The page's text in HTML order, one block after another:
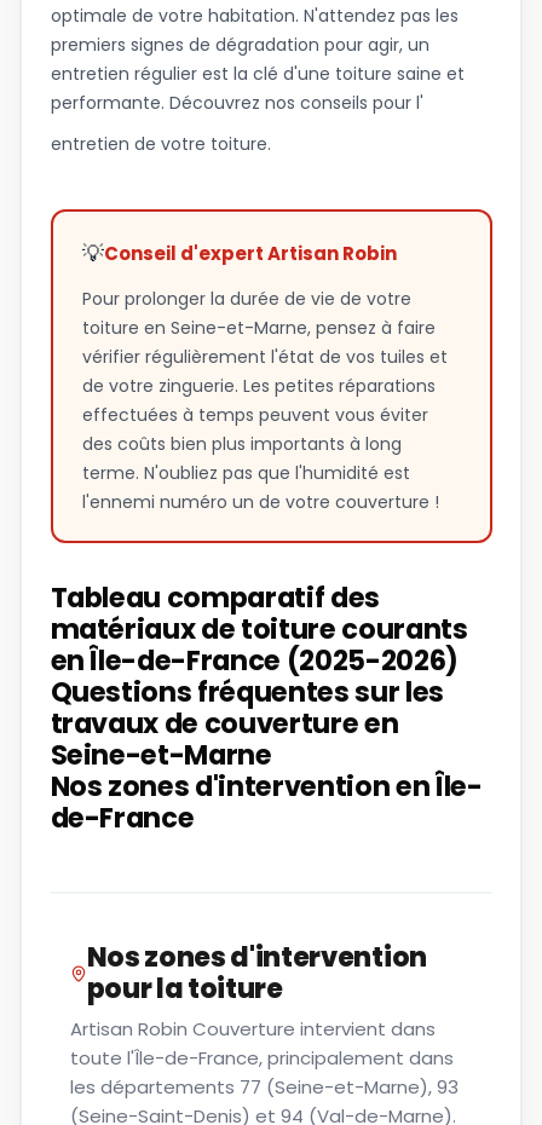
optimale de votre habitation. N'attendez pas les
premiers signes de dégradation pour agir, un
entretien régulier est la clé d'une toiture saine et
performante. Découvrez nos conseils pour l'
entretien de votre toiture.
💡Conseil d'expert Artisan Robin
Pour prolonger la durée de vie de votre
toiture en Seine-et-Marne, pensez à faire
vérifier régulièrement l'état de vos tuiles et
de votre zinguerie. Les petites réparations
effectuées à temps peuvent vous éviter
des coûts bien plus importants à long
terme. N'oubliez pas que l'humidité est
l'ennemi numéro un de votre couverture !
Tableau comparatif des
matériaux de toiture courants
en Île-de-France (2025-2026)
Questions fréquentes sur les
travaux de couverture en
Seine-et-Marne
Nos zones d'intervention en Île-
de-France
Nos zones d'intervention
pourla toiture
Artisan Robin Couverture intervient dans
toute l'Île-de-France, principalement dans
les départements 77 (Seine-et-Marne), 93
(Seine-Saint-Denis) et 94 (Val-de-Marne).